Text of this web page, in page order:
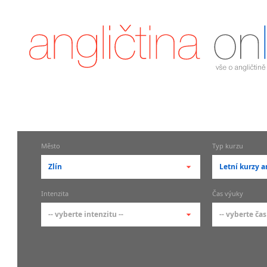
Město
Zlín
-- vyberte město --
pražské městské části
Typ kurzu
Letní kurzy
-- vyberte
Intenzita
-- vyberte intenzitu --
Čas výuky
-- vyberte